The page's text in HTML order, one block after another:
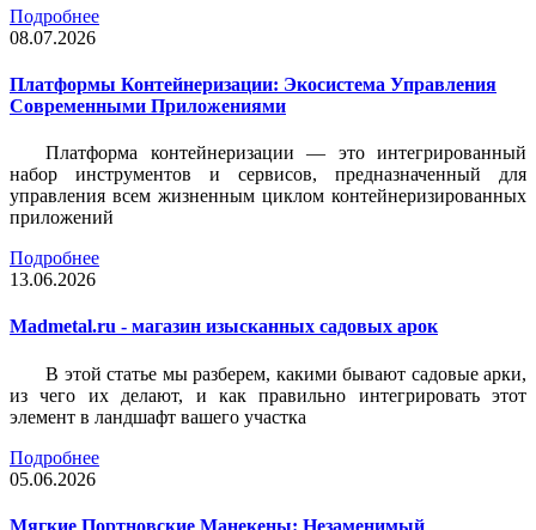
Подробнее
08.07.2026
Платформы Контейнеризации: Экосистема Управления
Современными Приложениями
Платформа контейнеризации — это интегрированный
набор инструментов и сервисов, предназначенный для
управления всем жизненным циклом контейнеризированных
приложений
Подробнее
13.06.2026
Madmetal.ru - магазин изысканных садовых арок
В этой статье мы разберем, какими бывают садовые арки,
из чего их делают, и как правильно интегрировать этот
элемент в ландшафт вашего участка
Подробнее
05.06.2026
Мягкие Портновские Манекены: Незаменимый